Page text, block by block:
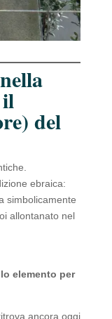
del
ebraica:
simbolicamente
allontanato nel
elemento per
ancora oggi